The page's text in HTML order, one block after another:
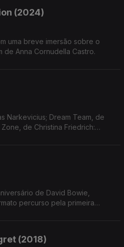
(2024)
uma breve imersão sobre o
Anna Cornudella Castro.
Narkevicius; Dream Team, de
de Christina Friedrich:
de David Bowie,
percurso pela primeira
(2018)